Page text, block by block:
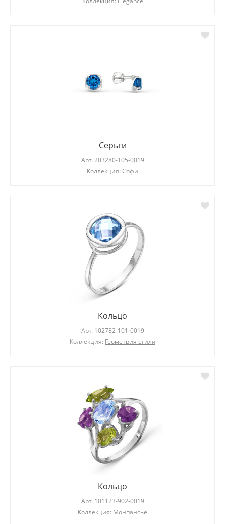
Серьги
Арт. 203280-105-0019
Коллекция: Софи
Кольцо
Арт. 102782-101-0019
Коллекция: Геометрия стиля
Кольцо
Арт. 101123-902-0019
Коллекция: Монпансье